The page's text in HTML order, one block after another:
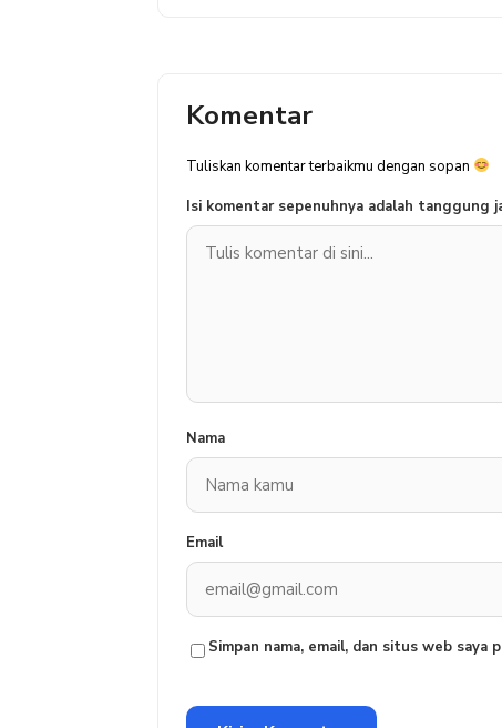
Komentar
Tuliskan komentar terbaikmu dengan sopan
Isi komentar sepenuhnya adalah tanggung
Nama
Email
Simpan nama, email, dan situs web